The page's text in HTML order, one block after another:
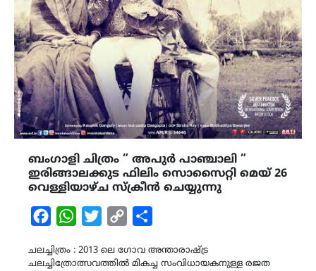
ബംഗാളി ചിത്രം ” അപുർ പാഞ്ചാലി ”
ഇരിങ്ങാലക്കുട ഫിലിം സൊസൈറ്റി മെയ് 26
വെള്ളിയാഴ്ച സ്ക്രീൻ ചെയ്യുന്നു
FacebookWhatsAppTwitterCopy
ചലച്ചിത്രം : 2013 ലെ ഗോവ അന്താരാഷ്ട്ര
ചലച്ചിത്രോത്സവത്തിൽ മികച്ച സംവിധായകനുള്ള രജത